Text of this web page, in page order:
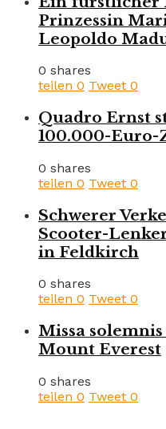
Prinzessin
Leopoldo
0 shares
teilen 0 Tweet 0
Quadro Ernst
100.000-Euro-
0 shares
teilen 0 Tweet 0
Schwerer
Scooter-
in Feldkirch
0 shares
teilen 0 Tweet 0
Missa solemnis
Mount Everest
0 shares
teilen 0 Tweet 0